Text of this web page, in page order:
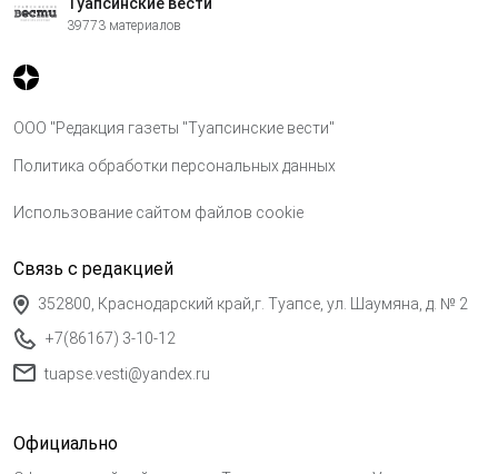
39773 материалов
ООО "Редакция газеты "Туапсинские вести"
Политика обработки персональных данных
Использование сайтом файлов cookie
Связь с редакцией
352800, Краснодарский край,г. Туапсе, ул. Шаумяна, д. № 2
+7(86167) 3-10-12
tuapse.vesti@yandex.ru
Официально